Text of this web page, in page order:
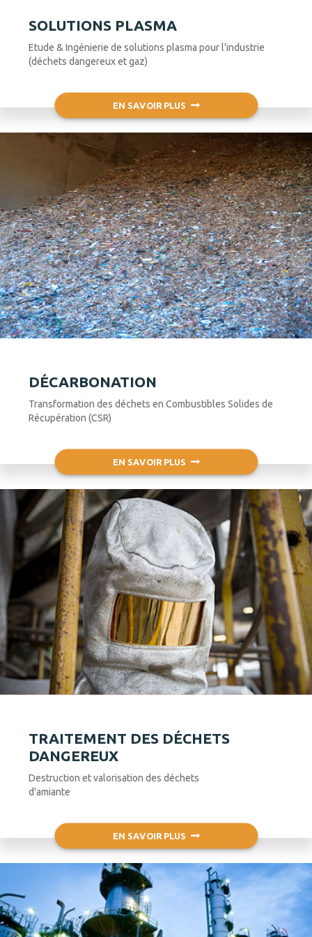
SOLUTIONS PLASMA
Etude & Ingénierie de solutions plasma pour l'industrie
(déchets dangereux et gaz)
EN SAVOIR PLUS
DÉCARBONATION
Transformation des déchets en Combustibles Solides de
Récupération (CSR)
EN SAVOIR PLUS
TRAITEMENT DES DÉCHETS
DANGEREUX
Destruction et valorisation des déchets
d'amiante
EN SAVOIR PLUS